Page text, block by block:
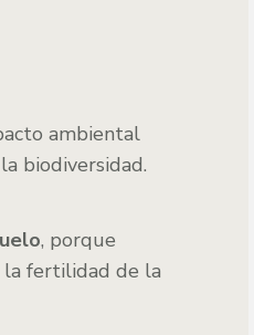
ambiental
biodiversidad.
, porque
la fertilidad de la